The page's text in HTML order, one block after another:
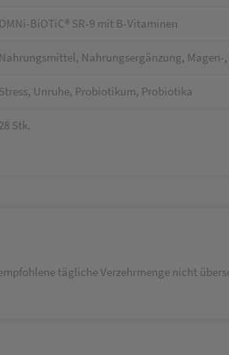
OMNi-BiOTiC® SR-9 mit B-Vitaminen
Nahrungsmittel, Nahrungsergänzung, Magen-
Stress, Unruhe, Probiotikum, Probiotika
28 Stk.
tägliche Verzehrmenge nicht